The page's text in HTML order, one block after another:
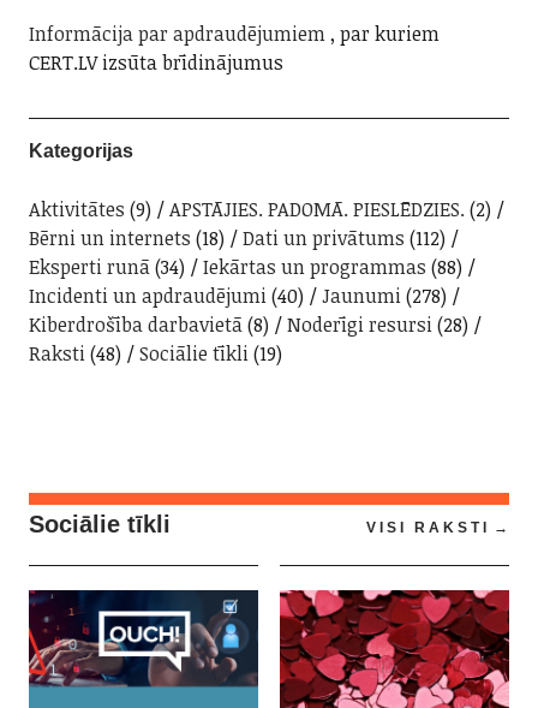
Informācija par apdraudējumiem, par kuriem
CERT.LV izsūta brīdinājumus
Kategorijas
Aktivitātes (9) APSTĀJIES. PADOMĀ. PIESLĒDZIES. (2)
Bērni un internets (18) Dati un privātums (112)
Eksperti runā(34) Iekārtas un programmas (88)
Incidenti un apdraudējumi(40) Jaunumi(278)
Kiberdrošība darbavietā(8) Noderīgi resursi(28)
Raksti(48) Sociālie tīkli(19)
Sociālie tīkli VISI RAKSTI